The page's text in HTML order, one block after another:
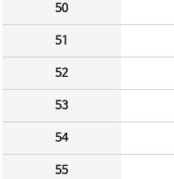
50
51
52
53
54
55